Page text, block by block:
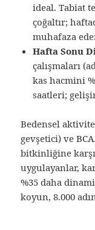
ideal. Tabiat
çoğaltır;
muhafaza
Hafta Sonu
çalışmaları
kas hacmini
saatleri;
Bedensel
gevşetici) ve
bitkinliğine
uygulayanlar,
%35 daha
koyun, 8.000